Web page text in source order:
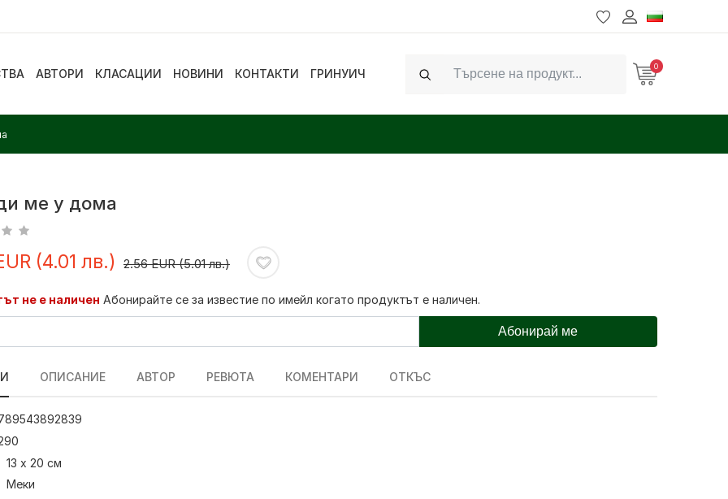
АВТОРИ КЛАСАЦИИ НОВИНИ КОНТАКТИ ГРИНУИЧ
Search
0
ме у дома
(4.01 лв.) 2.56 EUR (5.01 лв.)
не е наличен Абонирайте се за известие по имейл когато продуктът е наличен.
Абонирай ме
ОПИСАНИЕ АВТОР РЕВЮТА КОМЕНТАРИ ОТКЪС
13 х 20 см
Меки